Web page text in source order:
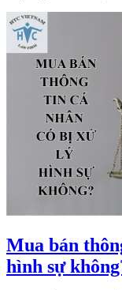
Mua bán
hình sự